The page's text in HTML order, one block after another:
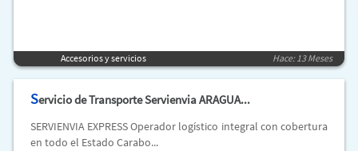
Accesorios y servicios Hace: 13 Meses
Servicio de Transporte Servienvia ARAGUA...
SERVIENVIA EXPRESS Operador logístico integral con cobertura
en todo el Estado Carabo...